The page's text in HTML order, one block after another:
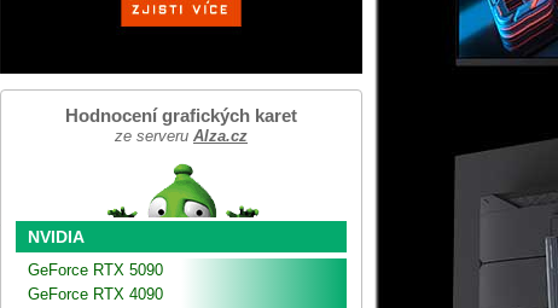
Hodnocení grafických karet
ze serveru Alza.cz
NVIDIA
GeForce RTX 5090
GeForce RTX 4090